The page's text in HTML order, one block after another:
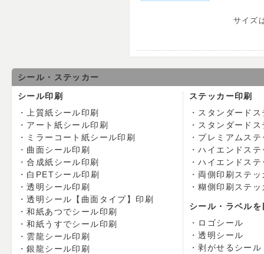
サイズ
シール・ステッカー
シール印刷
上質紙シール印刷
アート紙シール印刷
ミラーコート紙シール印刷
曲面シール印刷
合成紙シール印刷
白PETシール印刷
透明シール印刷
透明シール【曲面タイプ】印刷
和紙あつでシール印刷
和紙うすでシール印刷
雲龍シール印刷
銀龍シール印刷
ステッカー印刷
スタンダード
スタンダード
プレミアムステ
ハイエンドステ
ハイエンドス
両側印刷ステッ
糊側印刷ステッ
シール・ラベル
ロゴシール
透明シール
剥がせるシール